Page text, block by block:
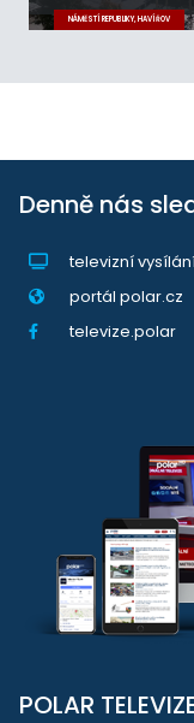
NÁMĚSTÍ REPUBLIKY, HAVÍŘOV
Denně nás
televizní
portál polar.cz
televize.polar
POLAR